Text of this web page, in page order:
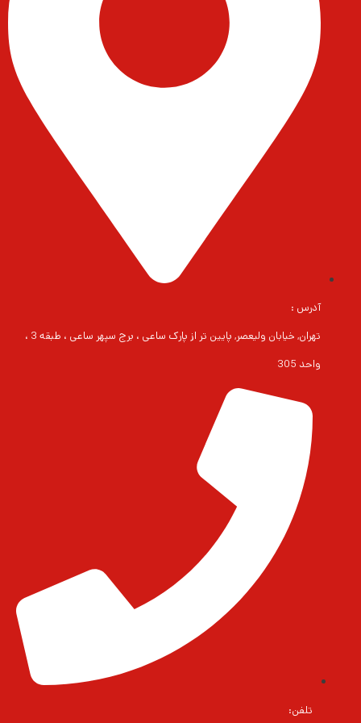
آدرس :
تهران, خیابان ولیعصر, پایین تر از پارک ساعی ، برج سپهر ساعی ، طبقه 3 ،
واحد 305
تلفن: